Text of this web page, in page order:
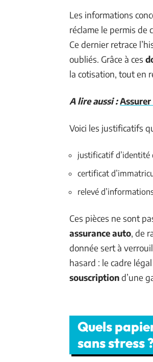
Les informations
réclame le permis de
Ce dernier retrace
oubliés. Grâce à ces
la cotisation, tout en
A lire aussi :
Voici les justificatifs
justificatif d’identité
certificat
relevé
Ces pièces ne sont
assurance auto, de
donnée sert à
hasard : le cadre
souscriptiond’une
Quels
sans stress